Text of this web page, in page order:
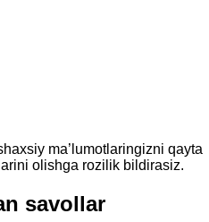
ma’lumotlaringizni qayta
olishga rozilik bildirasiz.
savollar